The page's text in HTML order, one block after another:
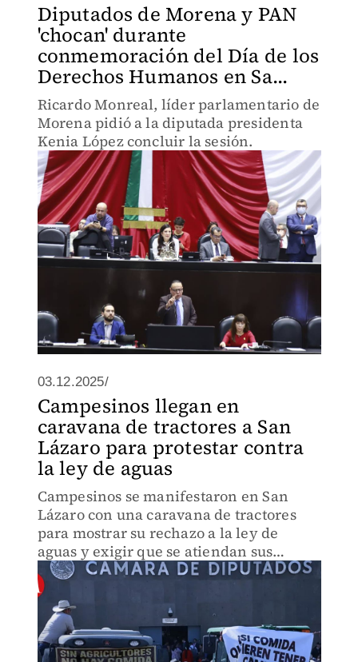
Diputados de Morena y PAN
'chocan' durante
conmemoración del Día de los
Derechos Humanos en Sa...
Ricardo Monreal, líder parlamentario de
Morena pidió a la diputada presidenta
Kenia López concluir la sesión.
03.12.2025/
Campesinos llegan en
caravana de tractores a San
Lázaro para protestar contra
la ley de aguas
Campesinos se manifestaron en San
Lázaro con una caravana de tractores
para mostrar su rechazo a la ley de
aguas y exigir que se atiendan sus
demandas.